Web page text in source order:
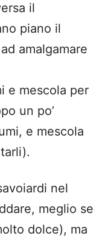
il
piano il
amalgamare
e mescola per
un po’
e mescola
nel
meglio se
dolce), ma